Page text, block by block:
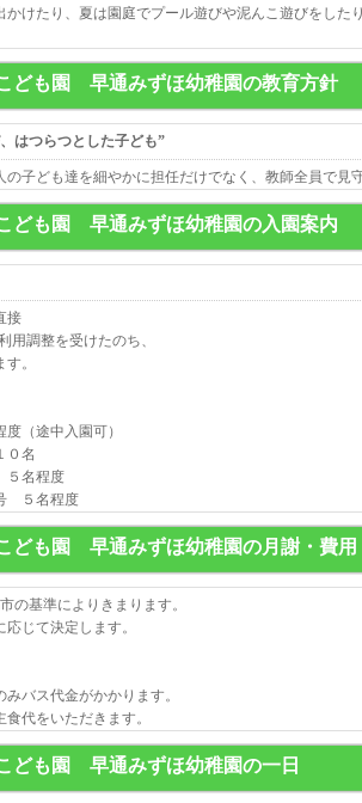
かけたり、夏は園庭でプール遊びや泥んこ遊びをした
ども園 早通みずほ幼稚園の教育方針
はつらつとした子ども”
子ども達を細やかに担任だけでなく、教師全員で見
ども園 早通みずほ幼稚園の入園案内
接
用調整を受けたのち、
。
（途中入園可）
名
名程度
５名程度
ども園 早通みずほ幼稚園の月謝・費用
の基準によりきまります。
じて決定します。
バス代金がかかります。
代をいただきます。
ども園 早通みずほ幼稚園の一日